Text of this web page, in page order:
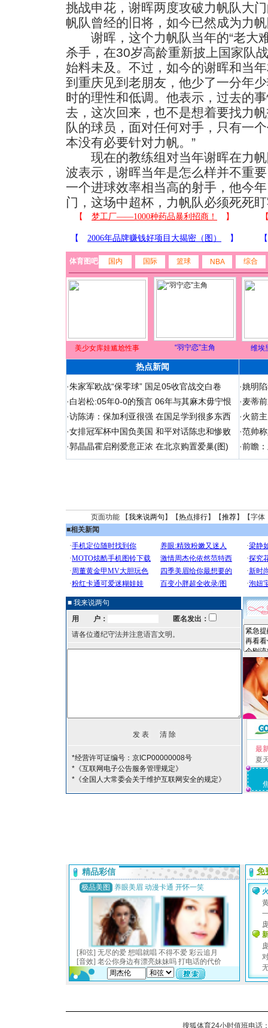
挑战申花，谢晖两度攻破力帆队大
帆队曾经的旧将，如今已然成为力
谢晖，这个力帆队当年的“老大
杀手，在30岁高龄重新披上国家队
始料未及。不过，如今的谢晖和当
到重庆见到老朋友，他少了一分年
时的理性和低调。他表示，过去的
去，这次回来，也不是想着要找力
队的球员，面对任何对手，只有一
本没有必要针对力帆。”
现在的教练组对当年谢晖在力帆
波表示，谢晖当年是怎么样并不重
一个进球效率相当高的射手，他今
门，这场中超杯，力帆队必须死死
体育图吧 国内 国际 篮球 NBA 综合
美少女库娃尴尬性事 “羽宁恋”主角 维埃
热点新闻
·朱家军欧战“保零球” 国足05收官战交白卷
·白岩松:05年0-0的预言 06年与其麻木毋宁恨
·访陈涛：保加利亚很强 在国足学到很多东西
·女排冠军杯中国负美国 和平对话陈忠和惨败
·郭晶晶霍启刚爱意正浓 在北京购置爱巢(图)
·姚明
·麦蒂
·火箭
·范帅
·前瞻
页面功能 【我来说两句 】【热点排行】【推荐】【字体
■相关新闻
■ 我来说两句
用 户：
匿名发出：
请各位遵纪守法并注意语言文明。
*经营许可证编号：京ICP00000008号
*《互联网电子公告服务管理规定》
*《全国人大常委会关于维护互联网安全的规定》
最
夏
搜狐体育24小时值班电话